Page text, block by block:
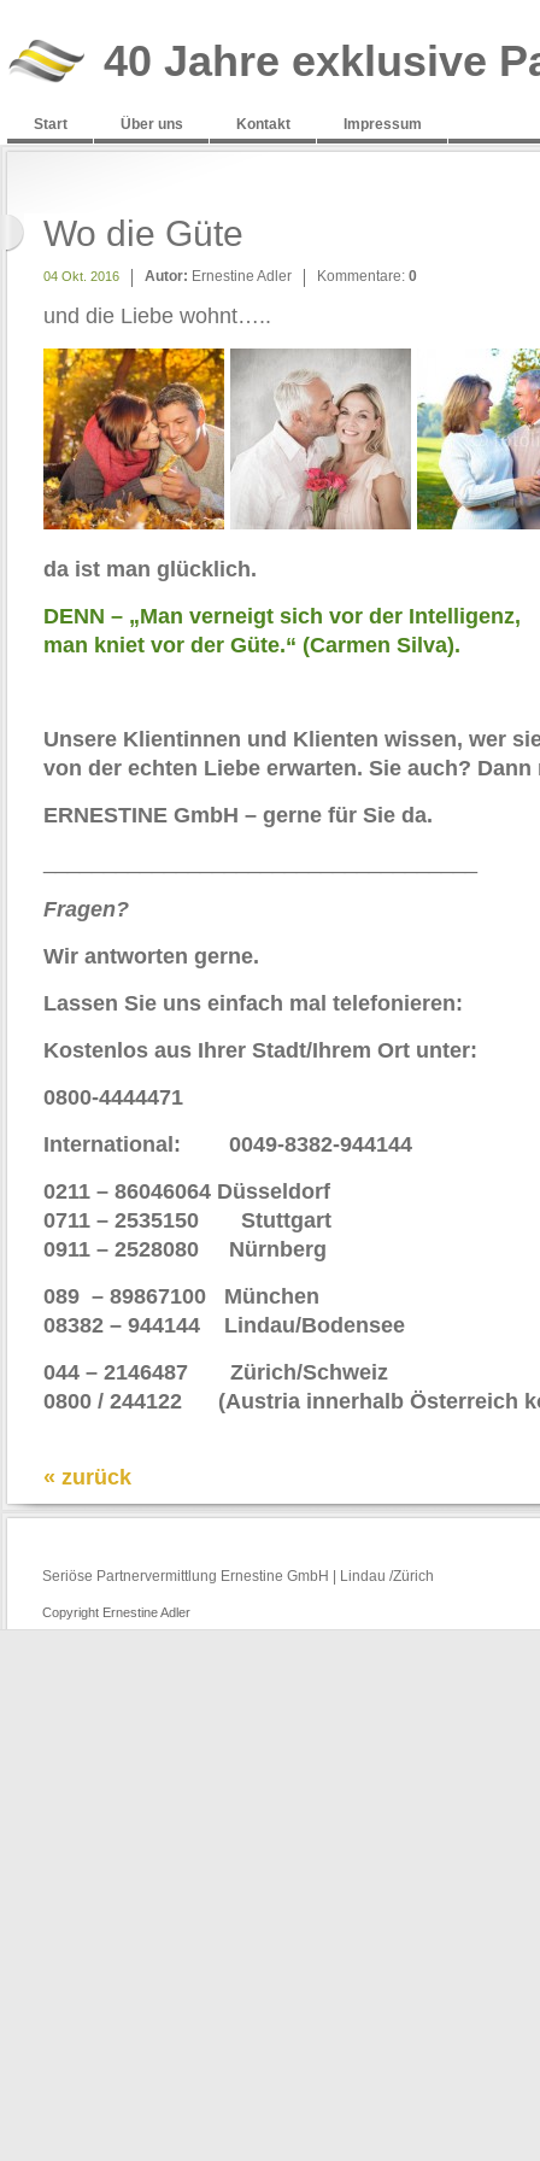
40 Jahre exklusive
Start Über uns Kontakt Impressum
Wo die Güte
04 Okt. 2016 Autor: Ernestine Adler Kommentare: 0
und die Liebe wohnt…..
da ist man glücklich.
DENN – „Man verneigt sich vor der Intelligenz,
man kniet vor der Güte.“ (Carmen Silva).
Unsere Klientinnen und Klienten wissen, wer
von der echten Liebe erwarten. Sie auch?
ERNESTINE GmbH – gerne für Sie da.
Fragen?
Wir antworten gerne.
Lassen Sie uns einfach mal telefonieren:
Kostenlos aus Ihrer Stadt/Ihrem Ort
0800-4444471
International: 0049-8382-944144
0211 – 86046064 Düsseldorf
0711 – 2535150 Stuttgart
0911 – 2528080
Nürnberg
089 – 89867100 München
08382 – 944144 Lindau/Bodensee
044 – 2146487 Zürich/Schweiz
0800 / 244122 (Austria innerhalb Österreich
« zurück
Seriöse Partnervermittlung Ernestine GmbH | Lindau /Zürich
Copyright Ernestine Adler